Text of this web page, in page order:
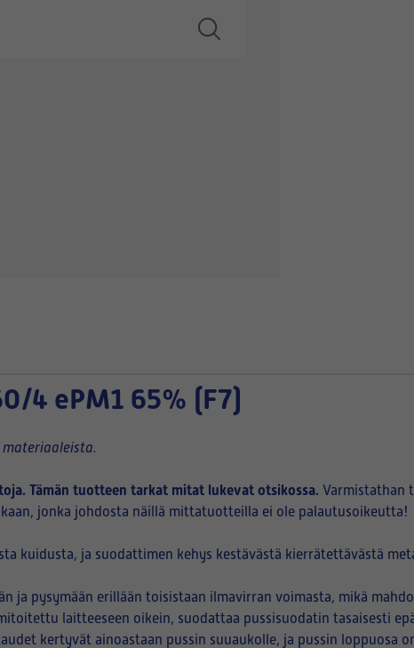
4 ePM1 65% (F7)
Tämän tuotteen tarkat mitat lukevat otsikossa. Varmistathan
jonka johdosta näillä mittatuotteilla ei ole palautusoikeutta!
kuidusta, ja suodattimen kehys kestävästä kierrätettävästä
ja pysymään erillään toisistaan ilmavirran voimasta, mikä
laitteeseen oikein, suodattaa pussisuodatin tasaisesti
kertyvät ainoastaan pussin suuaukolle, ja pussin loppuosa